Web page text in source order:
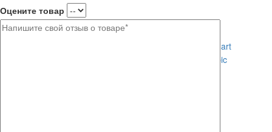
Оцените товар
Где купить?